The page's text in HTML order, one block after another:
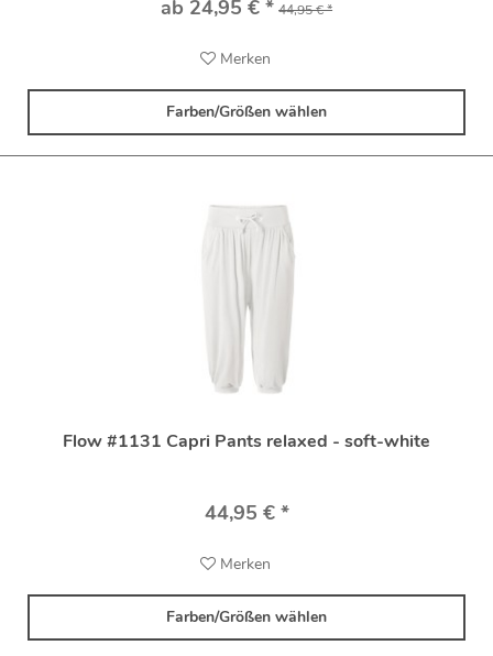
ab 24,95 € * 44,95 € *
Merken
Farben/Größen wählen
Flow #1131 Capri Pants relaxed - soft-white
44,95 € *
Merken
Farben/Größen wählen